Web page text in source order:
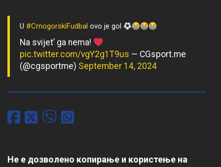
U #CrnogorskiFudbal ovo je gol
Na svijet’ ga nema!
pic.twitter.com/vgY2g1T9us — CGsport.me
(@cgsportme) September 14, 2024
Не е дозволено копирање и користење на